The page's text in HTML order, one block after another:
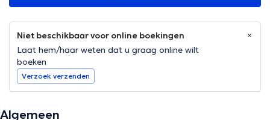
Niet beschikbaar voor online boekingen
Laat hem/haar weten dat u graag online wilt
boeken
Verzoek verzenden
Algemeen